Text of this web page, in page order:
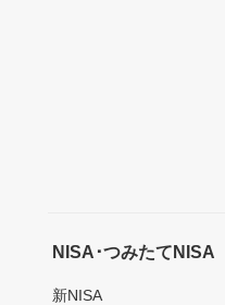
NISA･つみたてNISA
新NISA